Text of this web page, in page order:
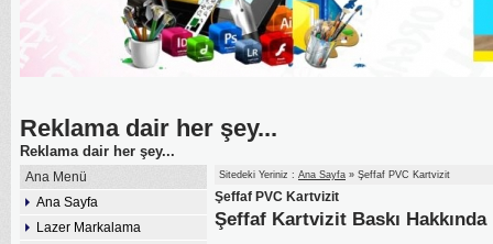
Reklama dair her şey...
Reklama dair her şey...
Ana Menü
Ana Sayfa
Lazer Markalama
Sitedeki Yeriniz : Ana Sayfa » Şeffaf PVC Kartvizit
Şeffaf PVC Kartvizit
Şeffaf Kartvizit Baskı Hakkında